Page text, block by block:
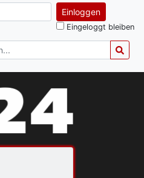
Einloggen
Eingeloggt bleiben